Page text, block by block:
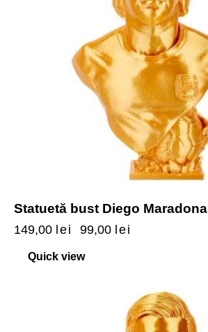
Statuetă bust Diego Maradona
149,00 lei 99,00 lei
Quick view